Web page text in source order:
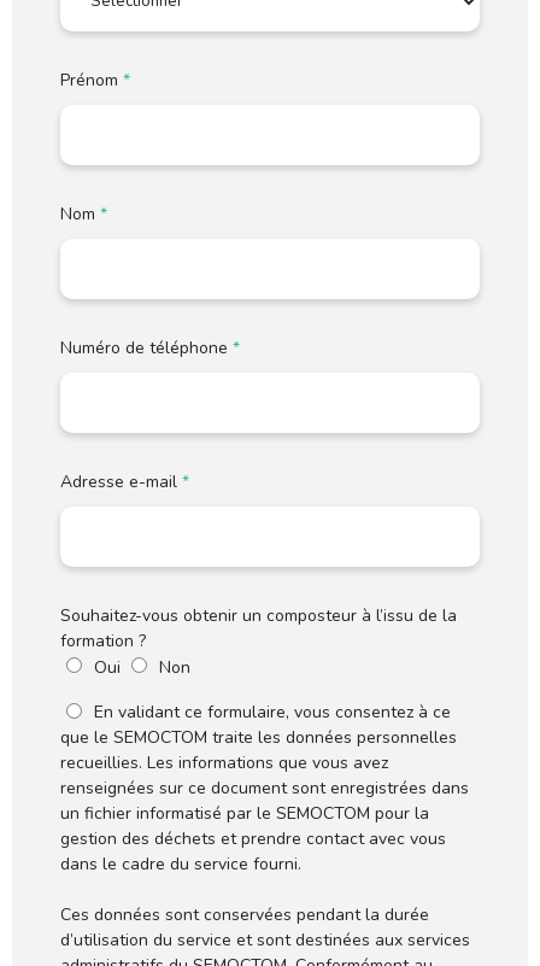
Prénom *
Nom *
Numéro de téléphone *
Adresse e-mail *
Souhaitez-vous obtenir un composteur à l’issu de la
formation ?
Oui
Non
En validant ce formulaire, vous consentez à ce
que le SEMOCTOM traite les données personnelles
recueillies. Les informations que vous avez
renseignées sur ce document sont enregistrées dans
un fichier informatisé par le SEMOCTOM pour la
gestion des déchets et prendre contact avec vous
dans le cadre du service fourni.
Ces données sont conservées pendant la durée
d’utilisation du service et sont destinées aux services